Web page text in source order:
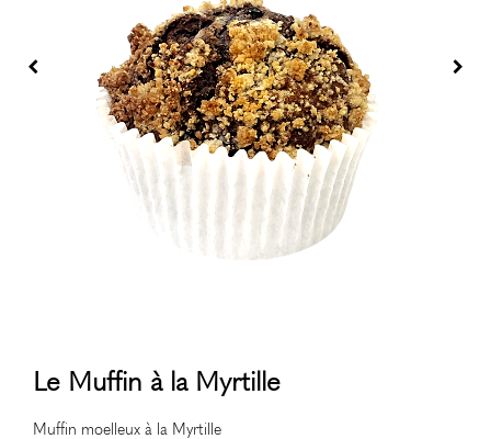
Le Muffin à la Myrtille
Muffin moelleux à la Myrtille